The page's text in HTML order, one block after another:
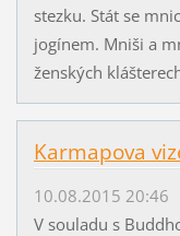
stezku. Stát se
jogínem. Mniši a
ženských
Karmapova
10.08.2015 20:46
V souladu s